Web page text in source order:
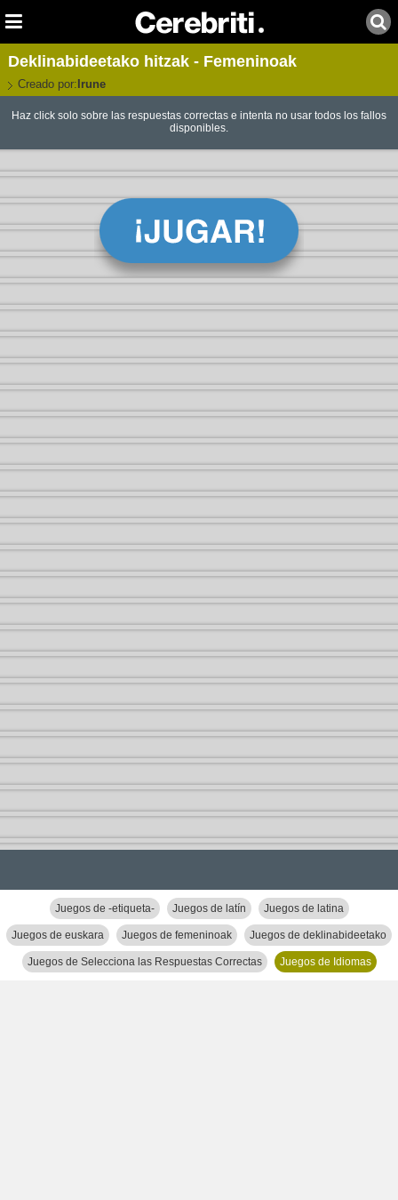
Deklinabideetako hitzak - Femeninoak
Creado por: Irune
Haz click solo sobre las respuestas correctas e intenta no usar todos los fallos
disponibles.
Juegos de -etiqueta- Juegos de latín Juegos de latina
Juegos de euskara Juegos de femeninoak Juegos de deklinabideetako
Juegos de Selecciona las Respuestas Correctas Juegos de Idiomas